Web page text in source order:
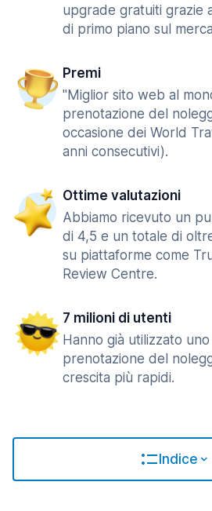
upgrade gratuiti grazie
di primo piano sul
Premi
"Miglior sito web al
prenotazione del
occasione dei World
anni consecutivi).
Ottime valutazioni
Abbiamo ricevuto un
di 4,5 e un totale di
su piattaforme come
Review Centre.
7 milioni di utenti
Hanno già utilizzato
prenotazione del
crescita più rapidi.
Indice